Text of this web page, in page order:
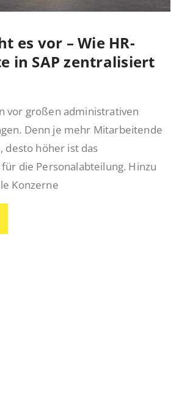
es vor – Wie HR-
in SAP zentralisiert
vor großen administrativen
Denn je mehr Mitarbeitende
desto höher ist das
die Personalabteilung. Hinzu
Konzerne